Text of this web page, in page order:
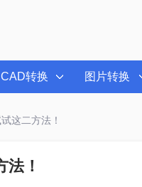
CAD转换 图片转换
这二方法！
！